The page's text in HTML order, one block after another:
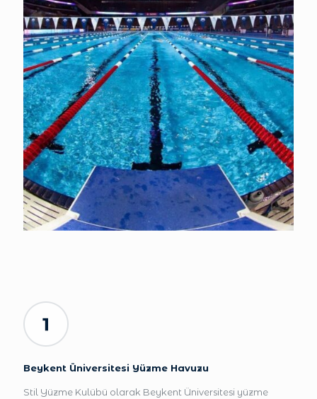
Beykent Üniversitesi Yüzme Havuzu
Stil Yüzme Kulübü olarak Beykent Üniversitesi yüzme